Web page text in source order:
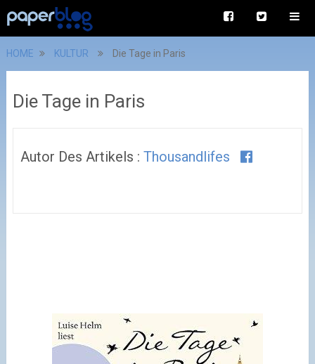
HOME KULTUR Die Tage in Paris
Die Tage in Paris
Autor Des Artikels : Thousandlifes